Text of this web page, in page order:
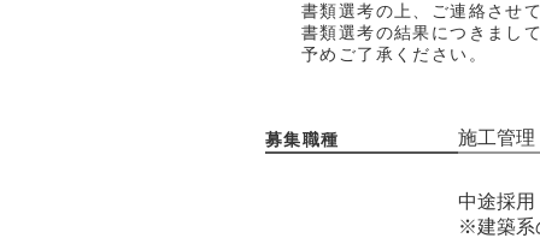
書類選考の上、ご連絡させ
書類選考の結果につきまし
予めご了承ください。
募集職種 施工管理
中途採
※建築系